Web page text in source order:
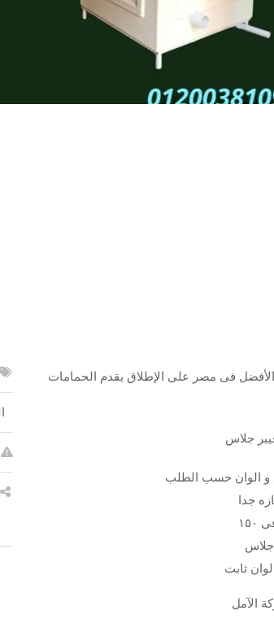
الأفضل فى مصر على الإطلاق يقدم الحمامات
جلاس
و الوان حسب الطلب
ثابت
الآمل